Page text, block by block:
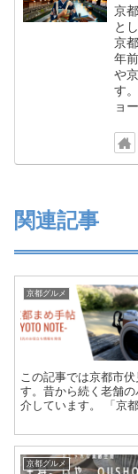
京
と
京
年
や
す
ョ
関連記事
京都グルメ
この記事では京都市
す。昔から続く老舗
介しています。 「京都市伏見区にあるおすすめのパン屋さんを知り
京都グルメ